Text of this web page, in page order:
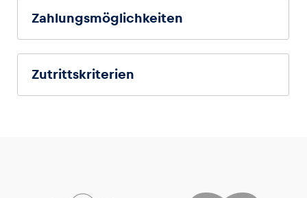
Zahlungsmöglichkeiten
Zutrittskriterien